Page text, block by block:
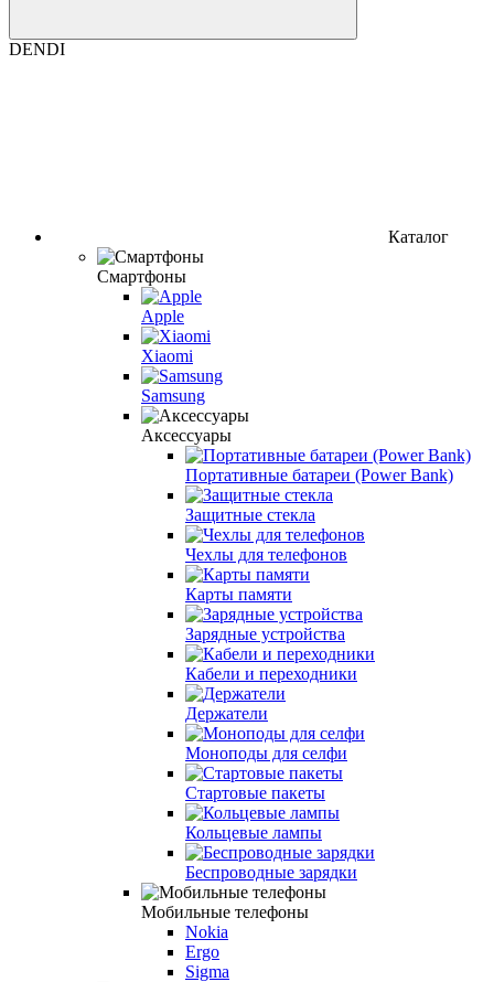
DENDI
Каталог
Смартфоны
Apple
Xiaomi
Samsung
Аксессуары
Портативные батареи (Power Bank)
Защитные стекла
Чехлы для телефонов
Карты памяти
Зарядные устройства
Кабели и переходники
Держатели
Моноподы для селфи
Стартовые пакеты
Кольцевые лампы
Беспроводные зарядки
Мобильные телефоны
Nokia
Ergo
Sigma